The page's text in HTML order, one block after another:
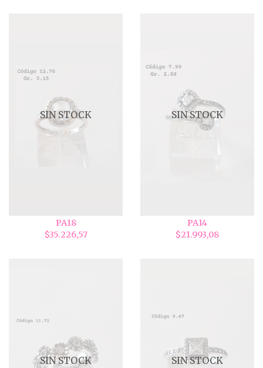
SIN STOCK
PA18
$35.226,57
SIN STOCK
PA14
$21.993,08
SIN STOCK SIN STOCK